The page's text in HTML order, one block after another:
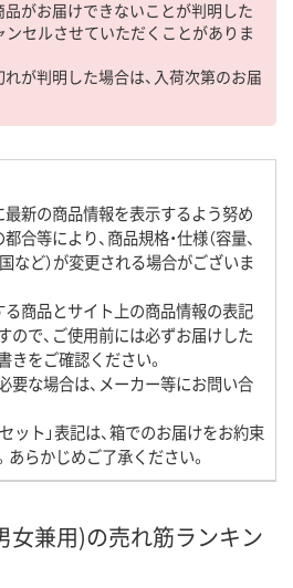
品がお届けできないことが判明した
ンセルさせていただくことがありま
れが判明した場合は、入荷次第のお届
最新の商品情報を表示するよう努め
合等により、商品規格・仕様（容量、
など）が変更される場合がございま
る商品とサイト上の商品情報の表記
ので、ご使用前には必ずお届けした
をご確認ください。
要な場合は、メーカー等にお問い合
ット」表記は、箱でのお届けをお約束
らかじめご了承ください。
女兼用)の売れ筋ランキン